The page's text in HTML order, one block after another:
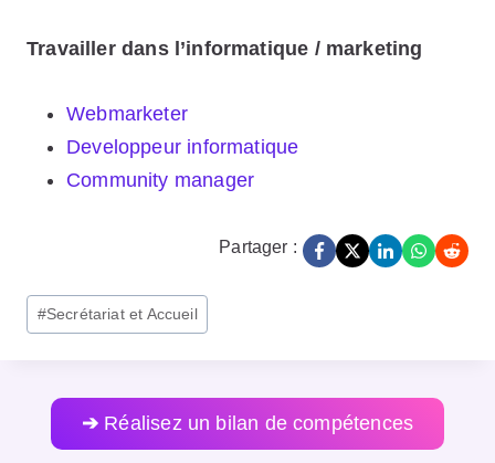
Travailler dans l’informatique / marketing
Webmarketer
Developpeur informatique
Community manager
Partager :
Post
Tags:
#Secrétariat et Accueil
➔ Réalisez un bilan de compétences